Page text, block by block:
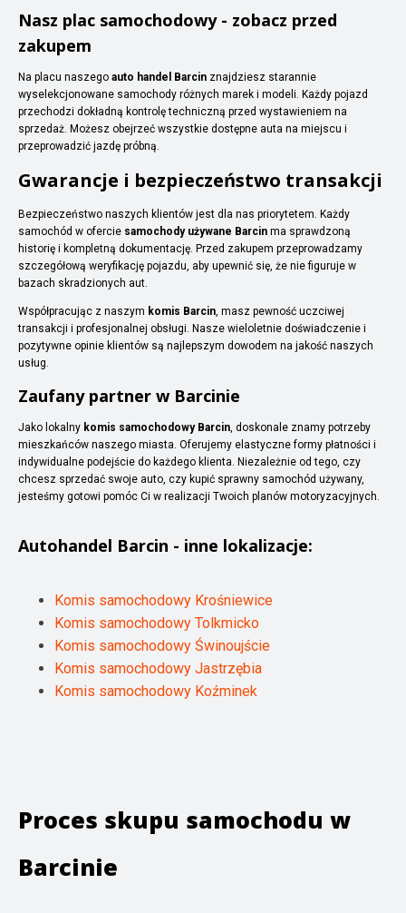
Nasz plac samochodowy - zobacz przed
zakupem
Na placu naszego auto handel Barcin znajdziesz starannie
wyselekcjonowane samochody różnych marek i modeli. Każdy pojazd
przechodzi dokładną kontrolę techniczną przed wystawieniem na
sprzedaż. Możesz obejrzeć wszystkie dostępne auta na miejscu i
przeprowadzić jazdę próbną.
Gwarancje i bezpieczeństwo transakcji
Bezpieczeństwo naszych klientów jest dla nas priorytetem. Każdy
samochód w ofercie samochody używane Barcin ma sprawdzoną
historię i kompletną dokumentację. Przed zakupem przeprowadzamy
szczegółową weryfikację pojazdu, aby upewnić się, że nie figuruje w
bazach skradzionych aut.
Współpracując z naszym komis Barcin, masz pewność uczciwej
transakcji i profesjonalnej obsługi. Nasze wieloletnie doświadczenie i
pozytywne opinie klientów są najlepszym dowodem na jakość naszych
usług.
Zaufany partner w Barcinie
Jako lokalny komis samochodowy Barcin, doskonale znamy potrzeby
mieszkańców naszego miasta. Oferujemy elastyczne formy płatności i
indywidualne podejście do każdego klienta. Niezależnie od tego, czy
chcesz sprzedać swoje auto, czy kupić sprawny samochód używany,
jesteśmy gotowi pomóc Ci w realizacji Twoich planów motoryzacyjnych.
Autohandel Barcin - inne lokalizacje:
Komis samochodowy Krośniewice
Komis samochodowy Tolkmicko
Komis samochodowy Świnoujście
Komis samochodowy Jastrzębia
Komis samochodowy Koźminek
Proces skupu samochodu w
Barcinie